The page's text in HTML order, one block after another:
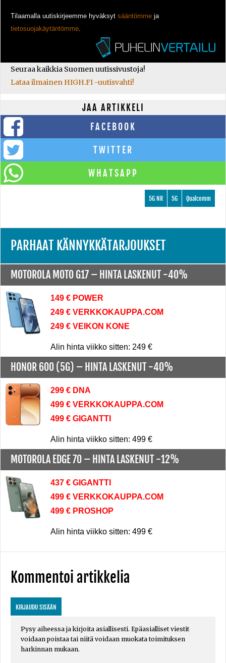
Tilaamalla uutiskirjeemme hyväksyt sääntömme ja
tietosuojakäytäntömme
Seuraa kaikkia Suomen uutissivustoja!
Lataa ilmainen HIGH.FI -uutisvahti!
JAA ARTIKKELI
FACEBOOK
TWITTER
WHATSAPP
Qualcomm
5G
5G NR
PARHAAT KÄNNYKKÄTARJOUKSET
MOTOROLA MOTO G17 – HINTA LASKENUT -40%
149 € POWER
249 € VERKKOKAUPPA.COM
249 € VEIKON KONE
Alin hinta viikko sitten: 249 €
HONOR 600 (5G) – HINTA LASKENUT -40%
299 € DNA
499 € VERKKOKAUPPA.COM
499 € GIGANTTI
Alin hinta viikko sitten: 499 €
MOTOROLA EDGE 70 – HINTA LASKENUT -12%
437 € GIGANTTI
499 € VERKKOKAUPPA.COM
499 € PROSHOP
Alin hinta viikko sitten: 499 €
Kommentoi artikkelia
KIRJAUDU SISÄÄN
Pysy aiheessa ja kirjoita asiallisesti. Epäasialliset viestit
voidaan poistaa tai niitä voidaan muokata toimituksen
harkinnan mukaan.